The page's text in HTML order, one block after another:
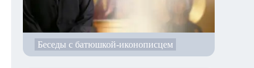
Беседы с батюшкой-иконописцем